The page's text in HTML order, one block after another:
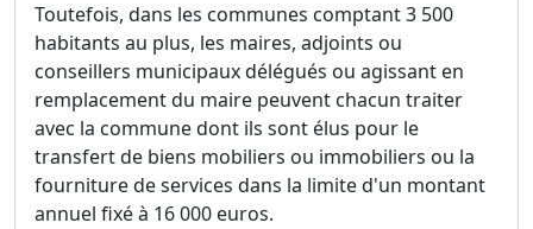
Toutefois, dans les communes comptant 3 500
habitants au plus, les maires, adjoints ou
conseillers municipaux délégués ou agissant en
remplacement du maire peuvent chacun traiter
avec la commune dont ils sont élus pour le
transfert de biens mobiliers ou immobiliers ou la
fourniture de services dans la limite d'un montant
annuel fixé à 16 000 euros.